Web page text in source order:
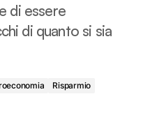
di essere
di quanto si sia
Risparmio